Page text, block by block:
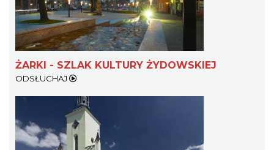
ŻARKI - SZLAK KULTURY ŻYDOWSKIEJ
ODSŁUCHAJ